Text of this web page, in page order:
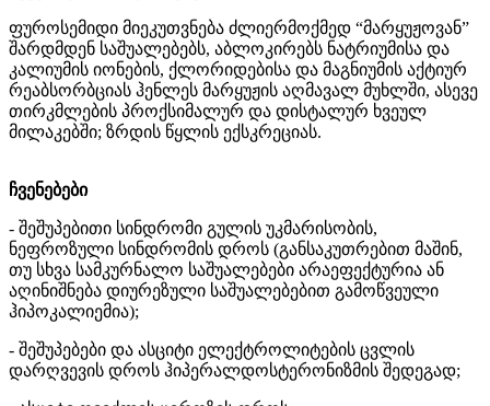
ფუროსემიდი მიეკუთვნება ძლიერმოქმედ “მარყუჟოვან”
შარდმდენ საშუალებებს, აბლოკირებს ნატრიუმისა და
კალიუმის იონების, ქლორიდებისა და მაგნიუმის აქტიურ
რეაბსორბციას ჰენლეს მარყუჟის აღმავალ მუხლში, ასევე
თირკმლების პროქსიმალურ და დისტალურ ხვეულ
მილაკებში; ზრდის წყლის ექსკრეციას.
ჩვენებები
- შეშუპებითი სინდრომი გულის უკმარისობის,
ნეფროზული სინდრომის დროს (განსაკუთრებით მაშინ,
თუ სხვა სამკურნალო საშუალებები არაეფექტურია ან
აღინიშნება დიურეზული საშუალებებით გამოწვეული
ჰიპოკალიემია);
- შეშუპებები და ასციტი ელექტროლიტების ცვლის
დარღვევის დროს ჰიპერალდოსტერონიზმის შედეგად;